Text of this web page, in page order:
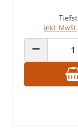
inkl.
ANZAHL